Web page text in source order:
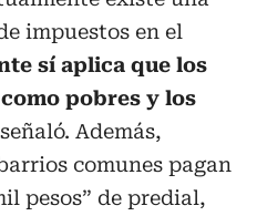
impuestos en el
sí aplica que los
pobres y los
Además,
comunes pagan
pesos” de predial,